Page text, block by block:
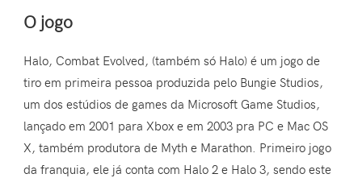
O jogo
Halo, Combat Evolved, (também só Halo) é um jogo de
tiro em primeira pessoa produzida pelo Bungie Studios,
um dos estúdios de games da Microsoft Game Studios,
lançado em 2001 para Xbox e em 2003 pra PC e Mac OS
X, também produtora de Myth e Marathon. Primeiro jogo
da franquia, ele já conta com Halo 2 e Halo 3, sendo este